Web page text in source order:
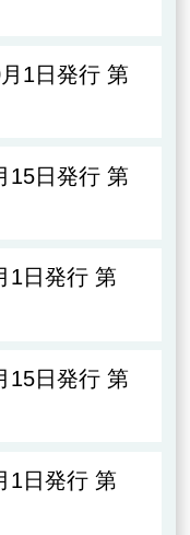
1日発行 第
15日発行 第
1日発行 第
15日発行 第
1日発行 第